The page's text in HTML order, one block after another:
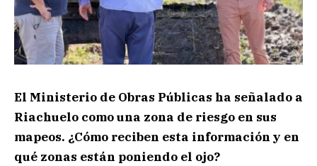
El Ministerio de Obras Públicas ha señalado a
Riachuelo como una zona de riesgo en sus
mapeos. ¿Cómo reciben esta información y en
qué zonas están poniendo el ojo?